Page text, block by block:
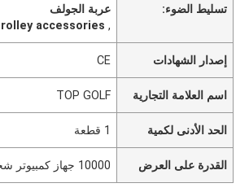
تسليط الضوء:
عربة الجولف
,
accessories
إصدار الشهادات CE
اسم العلامة التجارية TOP GOLF
الحد الأدنى لكمية 1 قطعة
القدرة على العرض 10000 جهاز كمبيوتر شخصى